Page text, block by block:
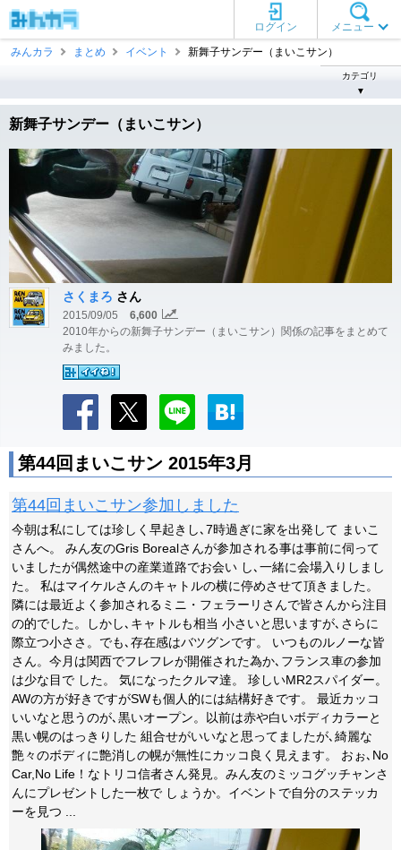
メニュー
ログイン
みんカラ
まとめ イベント 新舞子サンデー（まいこサン）
カテゴリ
▼
新舞子サンデー（まいこサン）
さくまろ さん
2015/09/05
6,600
2010年からの新舞子サンデー（まいこサン）関係の記事をまとめて
みました。
第44回まいこサン 2015年3月
第44回まいこサン参加しました
今朝は私にしては珍しく早起きし､7時過ぎに家を出発して まいこ
さんへ。 みん友のGris Borealさんが参加される事は事前に伺って
いましたが偶然途中の産業道路でお会い し､一緒に会場入りしまし
た。 私はマイケルさんのキャトルの横に停めさせて頂きました。
隣には最近よく参加されるミニ・フェラーリさんで皆さんから注目
の的でした。しかし､キャトルも相当 小さいと思いますが､さらに
際立つ小ささ。でも､存在感はバツグンです。 いつものルノーな皆
さん。今月は関西でフレフレが開催された為か､フランス車の参加
は少な目で した。 気になったクルマ達。 珍しいMR2スパイダー。
AWの方が好きですがSWも個人的には結構好きです。 最近カッコ
いいなと思うのが､黒いオープン。以前は赤や白いボディカラーと
黒い幌のはっきりした 組合せがいいなと思ってましたが､綺麗な
艶々のボディに艶消しの幌が無性にカッコ良く見えます。 おぉ､No
Car,No Life！なトリコ信者さん発見。みん友のミッコグッチャンさ
んにプレゼントした一枚で しょうか。イベントで自分のステッカ
ーを見つ ...